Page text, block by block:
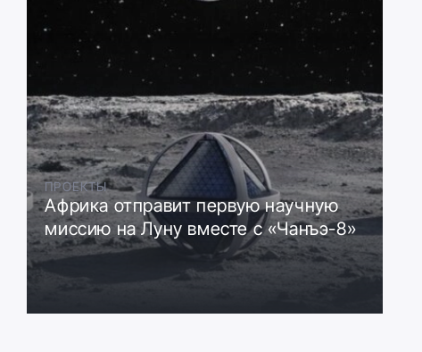
ПРОЕКТЫ
Африка отправит первую научную
миссию на Луну вместе с «Чанъэ-8»